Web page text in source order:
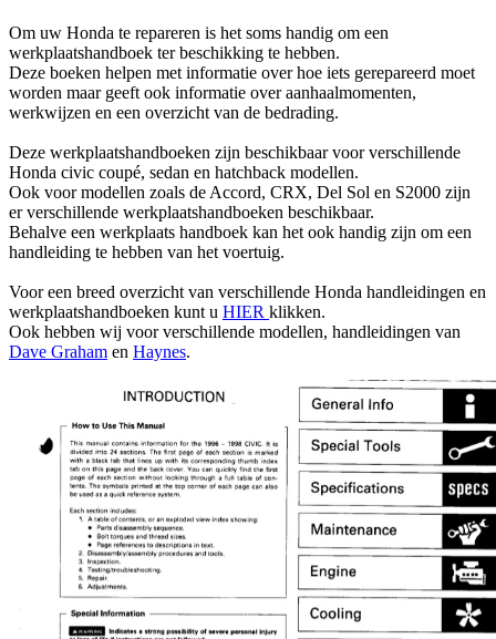
Om uw Honda te repareren is het soms handig om een
werkplaatshandboek ter beschikking te hebben.
Deze boeken helpen met informatie over hoe iets gerepareerd moet
worden maar geeft ook informatie over aanhaalmomenten,
werkwijzen en een overzicht van de bedrading.
Deze werkplaatshandboeken zijn beschikbaar voor verschillende
Honda civic coupé, sedan en hatchback modellen.
Ook voor modellen zoals de Accord, CRX, Del Sol en S2000 zijn
er verschillende werkplaatshandboeken beschikbaar.
Behalve een werkplaats handboek kan het ook handig zijn om een
handleiding te hebben van het voertuig.
Voor een breed overzicht van verschillende Honda handleidingen en
werkplaatshandboeken kunt u HIER klikken.
Ook hebben wij voor verschillende modellen, handleidingen van
Dave Graham en Haynes.